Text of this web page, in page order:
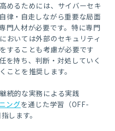
めるためには、サイバーセキ
律・自走しながら重要な局面
門人材が必要です。特に専門
おいては外部のセキュリティ
することも考慮が必要です
を持ち、判断・対処していく
ことを推奨します。
続的な実務による実践
ングを通じた学習（OFF-
します。